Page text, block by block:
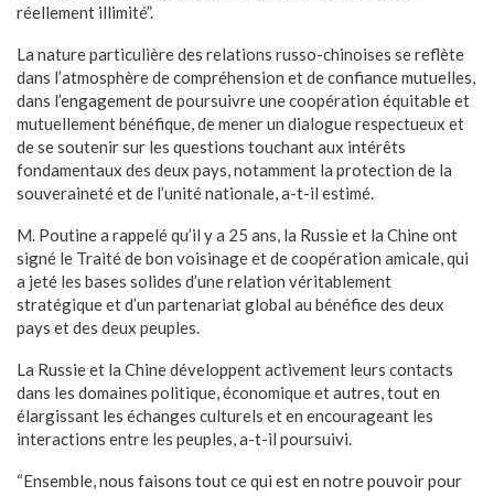
réellement illimité”.
La nature particulière des relations russo-chinoises se reflète
dans l’atmosphère de compréhension et de confiance mutuelles,
dans l’engagement de poursuivre une coopération équitable et
mutuellement bénéfique, de mener un dialogue respectueux et
de se soutenir sur les questions touchant aux intérêts
fondamentaux des deux pays, notamment la protection de la
souveraineté et de l’unité nationale, a-t-il estimé.
M. Poutine a rappelé qu’il y a 25 ans, la Russie et la Chine ont
signé le Traité de bon voisinage et de coopération amicale, qui
a jeté les bases solides d’une relation véritablement
stratégique et d’un partenariat global au bénéfice des deux
pays et des deux peuples.
La Russie et la Chine développent activement leurs contacts
dans les domaines politique, économique et autres, tout en
élargissant les échanges culturels et en encourageant les
interactions entre les peuples, a-t-il poursuivi.
“Ensemble, nous faisons tout ce qui est en notre pouvoir pour